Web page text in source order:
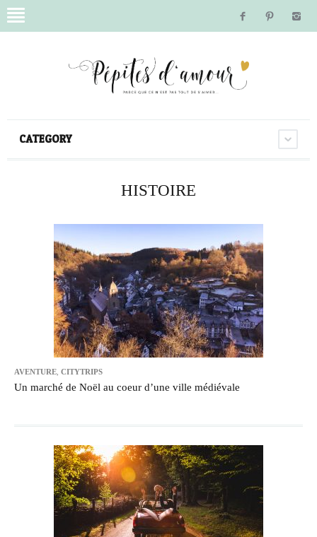
CATEGORY
HISTOIRE
AVENTURE CITYTRIPS
Un marché de Noël au coeur d’une ville médiévale